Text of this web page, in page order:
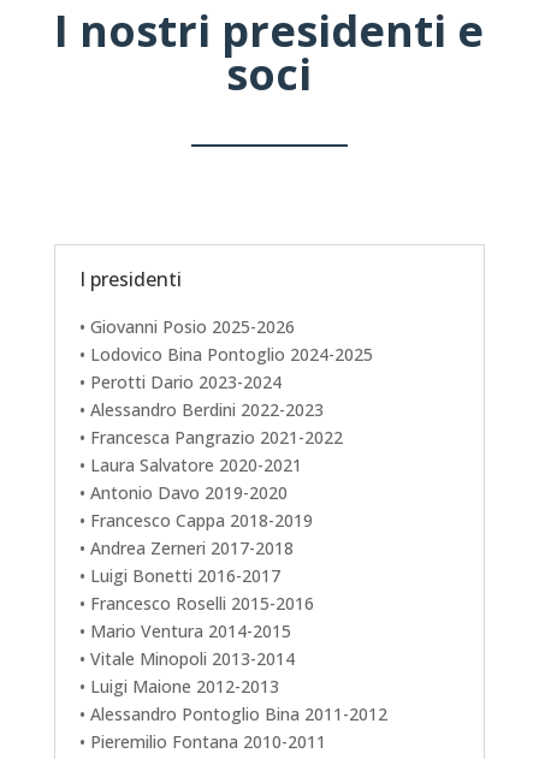
I nostri presidenti e
soci
I presidenti
• Giovanni Posio 2025-2026
• Lodovico Bina Pontoglio 2024-2025
• Perotti Dario 2023-2024
• Alessandro Berdini 2022-2023
• Francesca Pangrazio 2021-2022
• Laura Salvatore 2020-2021
• Antonio Davo 2019-2020
• Francesco Cappa 2018-2019
• Andrea Zerneri 2017-2018
• Luigi Bonetti 2016-2017
• Francesco Roselli 2015-2016
• Mario Ventura 2014-2015
• Vitale Minopoli 2013-2014
• Luigi Maione 2012-2013
• Alessandro Pontoglio Bina 2011-2012
• Pieremilio Fontana 2010-2011